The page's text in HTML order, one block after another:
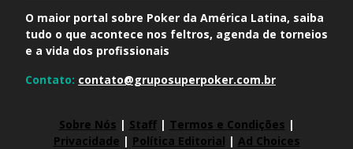
O maior portal sobre Poker da América Latina, saiba
tudo o que acontece nos feltros, agenda de torneios
e a vida dos profissionais
Contato: contato@gruposuperpoker.com.br
Sobre Nós | Staff| Termos e Condições |
Privacidade | Política Editorial | Ad Choices